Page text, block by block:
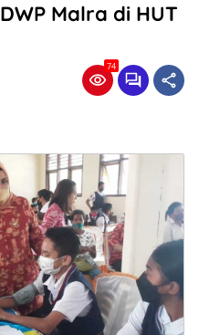
Malra di HUT
74